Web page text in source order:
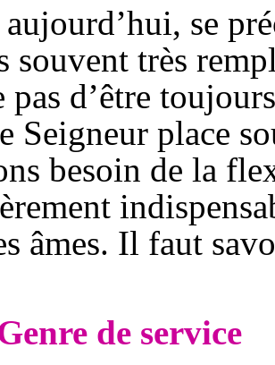
se
souvent très
pas d’être
Seigneur place
besoin de la
âmes. Il faut
de service